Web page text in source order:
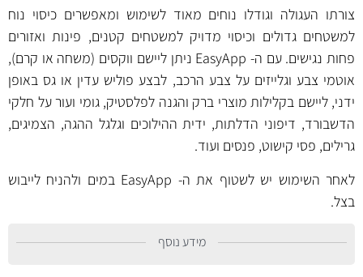
צורתו העגולה וגודלו נוחים מאוד לשימוש ומאפשרים כיסוי נוח
למשטחים גדולים וכיסוי מדויק למשטחים קטנים, פינות ואזורים
פחות נגישים. עם ה- EasyApp ניתן ליישם ווקסים (משחה או קרם),
אוטמי צבע וגלייזים על צבע הרכב, לבצע פוליש עדין או גס באופן
ידני, ליישם בקלילות מוצרי ברק והגנה לפלסטיק, גומי ועור על חלקי
הדשבורד, דיפוני הדלתות, ידית ההילוכים וגלגל ההגה, הצמיגים,
גרילים, פסי קישוט, פנסים ועוד.
לאחר השימוש יש לשטוף את ה- EasyApp במים ולהניח לייבוש
בצל.
מידע נוסף